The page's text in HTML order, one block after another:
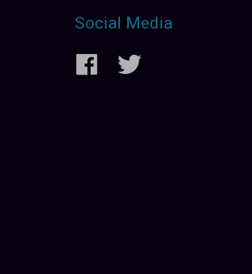
Social Media